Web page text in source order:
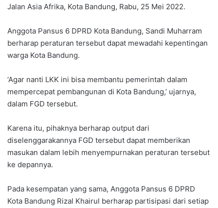
Jalan Asia Afrika, Kota Bandung, Rabu, 25 Mei 2022.
Anggota Pansus 6 DPRD Kota Bandung, Sandi Muharram
berharap peraturan tersebut dapat mewadahi kepentingan
warga Kota Bandung.
‘Agar nanti LKK ini bisa membantu pemerintah dalam
mempercepat pembangunan di Kota Bandung,’ ujarnya,
dalam FGD tersebut.
Karena itu, pihaknya berharap output dari
diselenggarakannya FGD tersebut dapat memberikan
masukan dalam lebih menyempurnakan peraturan tersebut
ke depannya.
Pada kesempatan yang sama, Anggota Pansus 6 DPRD
Kota Bandung Rizal Khairul berharap partisipasi dari setiap